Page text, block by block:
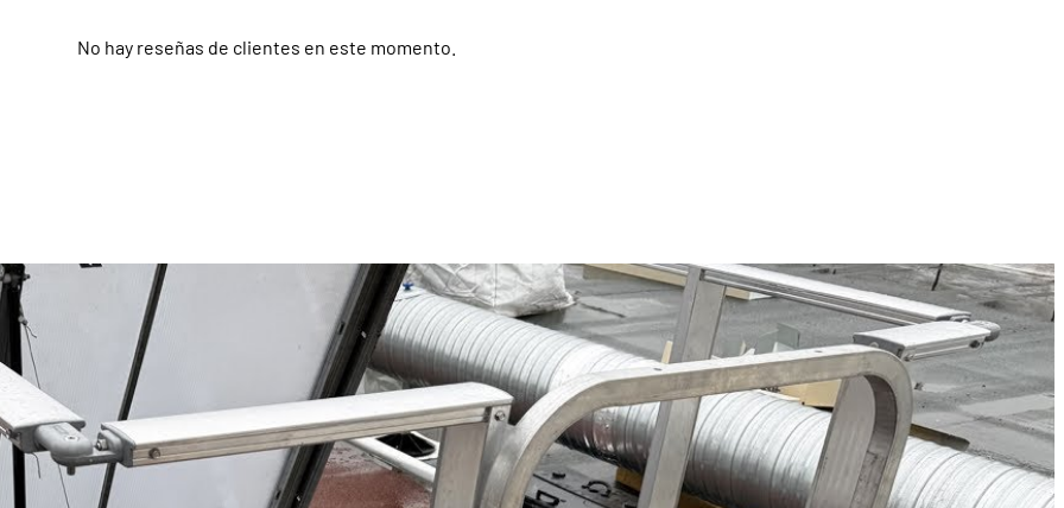
No hay reseñas de clientes en este momento.